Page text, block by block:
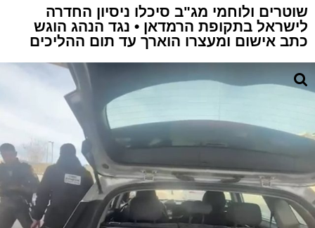
שוטרים ולוחמי מג"ב סיכלו ניסיון החדרה
לישראל בתקופת הרמדאן • נגד הנהג הוגש
כתב אישום ומעצרו הוארך עד תום ההליכים